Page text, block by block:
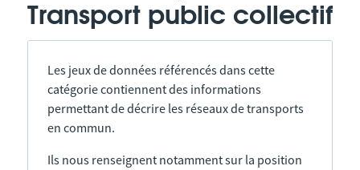
Transport public collectif
Les jeux de données référencés dans cette
catégorie contiennent des informations
permettant de décrire les réseaux de transports
en commun.
Ils nous renseignent notamment sur la position